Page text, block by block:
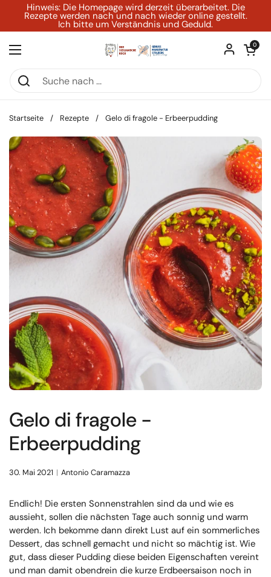
Zum Inhalt springen
Hinweis: Die Homepage wird derzeit überarbeitet. Die
Rezepte werden nach und nach wieder online gestellt.
Ich bitte um Verständnis und Geduld.
Menü öffnen
Warenkorb
0
Startseite / Rezepte / Gelo di fragole - Erbeerpudding
Gelo di fragole -
Erbeerpudding
30. Mai 2021 Antonio Caramazza
Endlich! Die ersten Sonnenstrahlen sind da und wie es
aussieht, sollen die nächsten Tage auch sonnig und warm
werden. Ich bekomme dann direkt Lust auf ein sommerliches
Dessert, das schnell gemacht und nicht so mächtig ist. Wie
gut, dass dieser Pudding diese beiden Eigenschaften vereint
und man damit obendrein die kurze Erdbeersaison noch in